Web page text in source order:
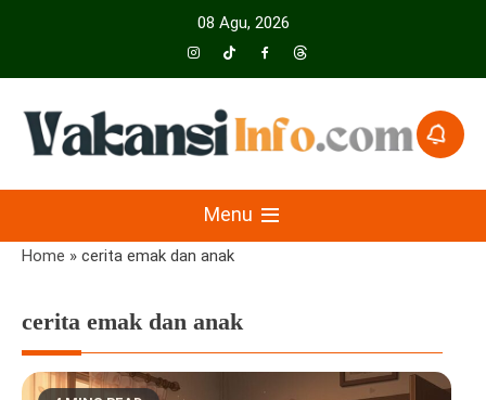
08 Agu, 2026
VakansiinfoMenu
Home » cerita emak dan anak
cerita emak dan anak